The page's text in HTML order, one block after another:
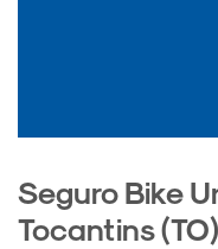
Seguro Bike
Tocantins (TO)